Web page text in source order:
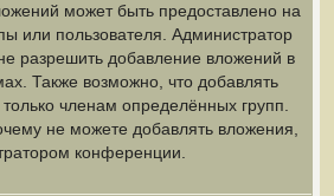
может быть предоставлено на
или пользователя. Администратор
разрешить добавление вложений в
Также возможно, что добавлять
членам определённых групп.
не можете добавлять вложения,
конференции.